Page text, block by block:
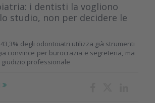
i dentisti la vogliono
studio, non per decidere le
degli odontoiatri utilizza già strumenti
convince per burocrazia e segreteria, ma
professionale